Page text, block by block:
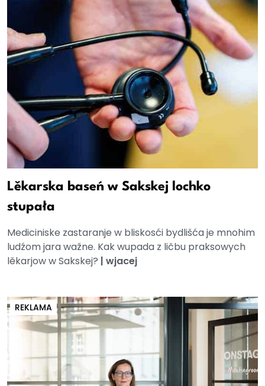
Lěkarska baseń w Sakskej lochko
stupała
Mediciniske zastaranje w bliskosći bydlišća je mnohim
ludźom jara wažne. Kak wupada z ličbu praksowych
lěkarjow w Sakskej? | wjacej
REKLAMA